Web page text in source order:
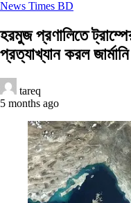
News Times BD
হরমুজ প্রণালিতে
প্রত্যাখ্যান করল জার্মানি
tareq
5 months ago